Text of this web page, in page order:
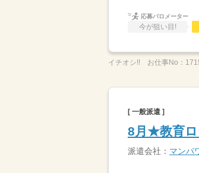
応募バロメーター
今が狙い目!
イチオシ!! お仕事No：
[ 一般派遣 ]
8月★教育ロ
派遣会社： マンパ